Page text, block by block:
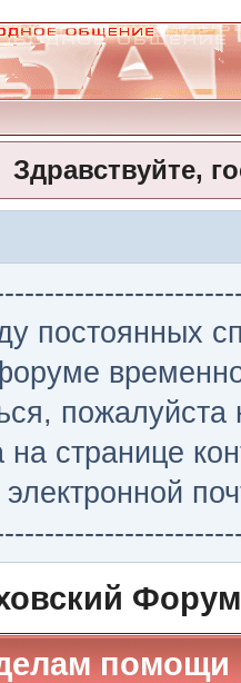
Здравствуйте,
постоянных
странице
Форум
помощи